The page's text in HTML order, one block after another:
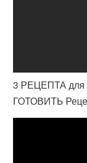
3 РЕЦЕПТА для
ГОТОВИТЬ